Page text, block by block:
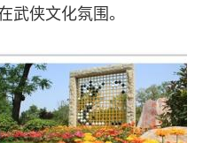
武侠文化氛围。